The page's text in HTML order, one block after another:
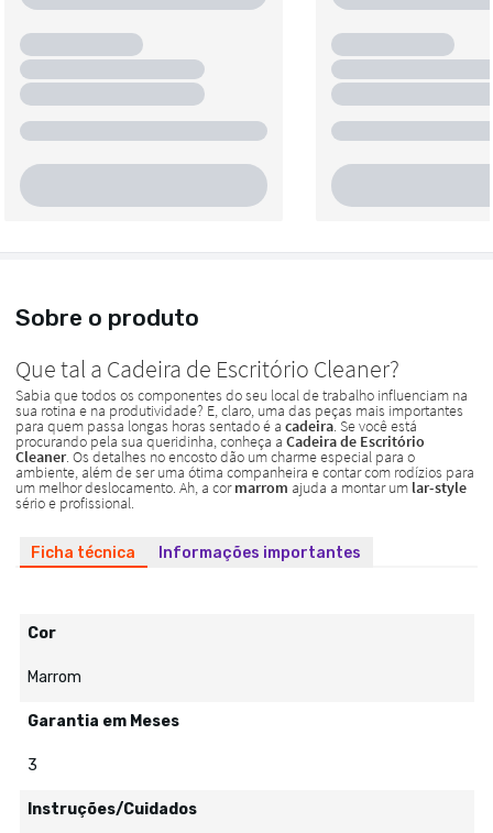
Sobre o produto
Ficha técnica Informações importantes
Cor
Marrom
Garantia em Meses
3
Instruções/Cuidados